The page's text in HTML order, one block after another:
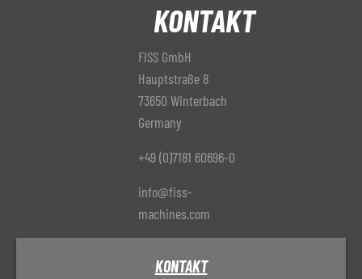
KONTAKT
FISS GmbH
Hauptstraße 8
73650 Winterbach
Germany
+49 (0)7181 60696-0
info@fiss-
machines.com
KONTAKT